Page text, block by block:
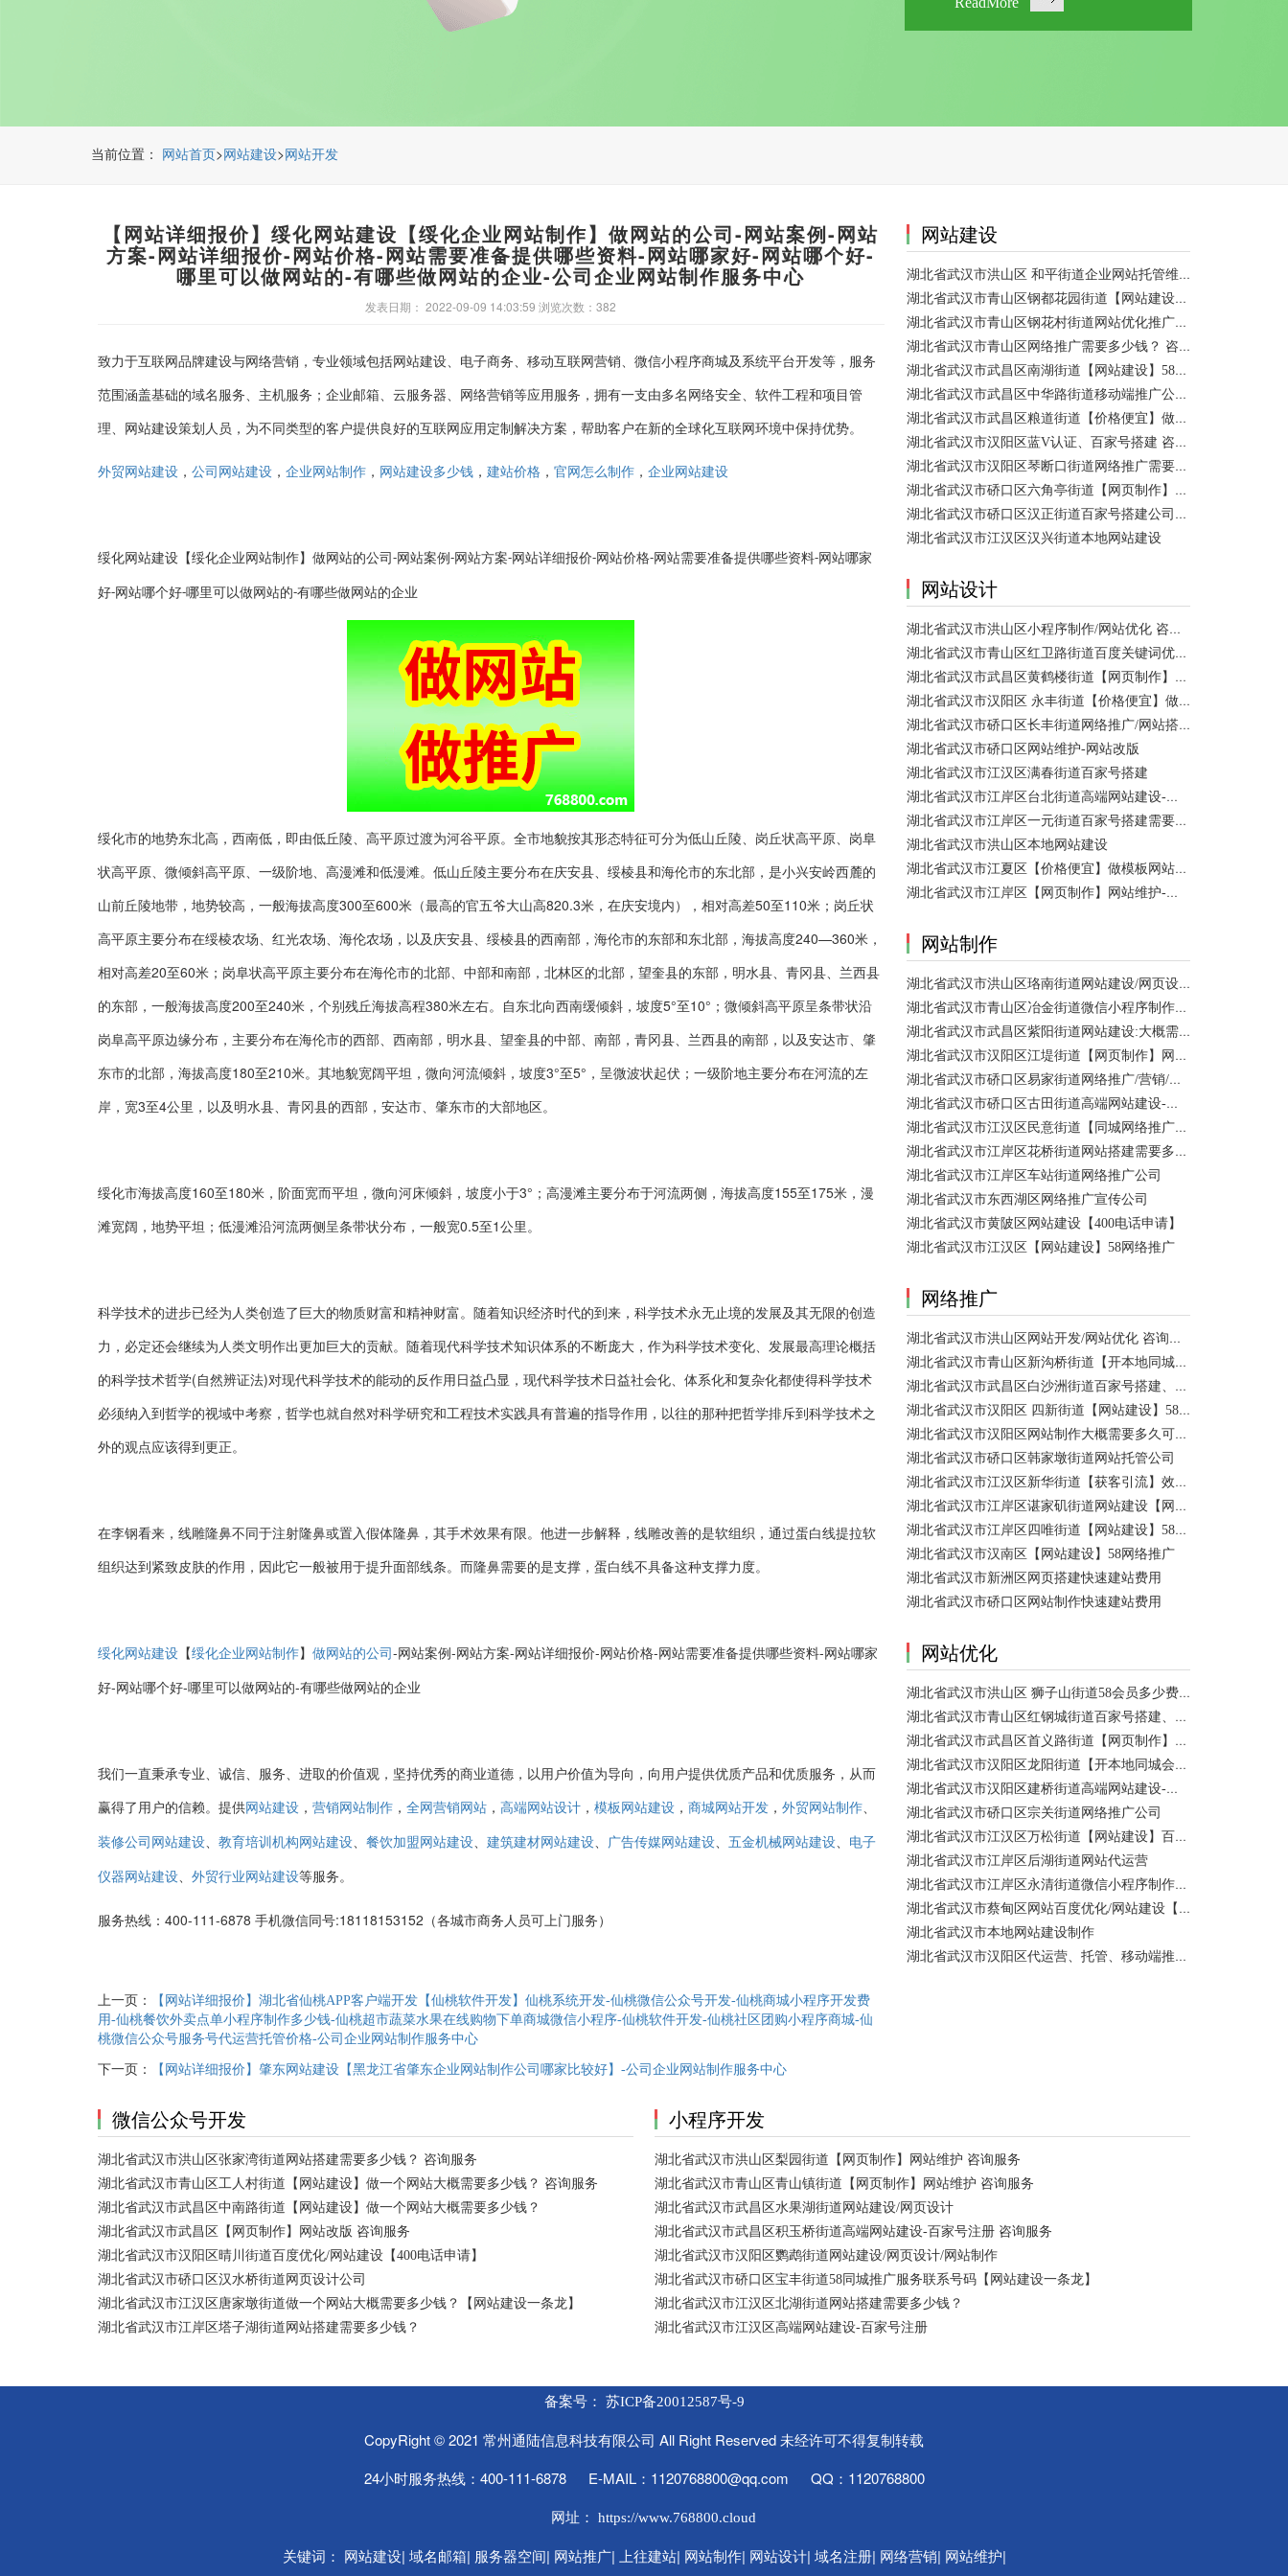
当前位置： 网站首页> 网站建设> 网站开发
【网站详细报价】绥化网站建设【绥化企业网站制作】做网站的公司-网站案例-网站
方案-网站详细报价-网站价格-网站需要准备提供哪些资料-网站哪家好-网站哪个好-
哪里可以做网站的-有哪些做网站的企业-公司企业网站制作服务中心
发表日期： 2022-09-09 14:03:59 浏览次数：382
致力于互联网品牌建设与网络营销，专业领域包括网站建设、电子商务、移动互联网营销、微信小程序商城及系统平台开发等，服务
范围涵盖基础的域名服务、主机服务；企业邮箱、云服务器、网络营销等应用服务，拥有一支由多名网络安全、软件工程和项目管
理、网站建设策划人员，为不同类型的客户提供良好的互联网应用定制解决方案，帮助客户在新的全球化互联网环境中保持优势。
外贸网站建设 ， 公司网站建设 ， 企业网站制作 ， 网站建设多少钱 ， 建站价格 ， 官网怎么制作 ， 企业网站建设
绥化网站建设【绥化企业网站制作】做网站的公司 -网站案例 -网站方案-网站详细报价-网站价格-网站需要准备提供哪些资料-网站哪家
好-网站哪个好-哪里可以做网站的-有哪些做网站的企业
绥化市的地势东北高，西南低，即由低丘陵、高平原过渡为河谷平原。全市地貌按其形态特征可分为低山丘陵、岗丘状高平原、岗阜
状高平原、微倾斜高平原、一级阶地、高漫滩和低漫滩。低山丘陵主要分布在庆安县、绥棱县和海伦市的东北部，是小兴安岭西麓的
山前丘陵地带，地势较高，一般海拔高度300至600米（最高的官五爷大山高820.3米，在庆安境内），相对高差50至110米；岗丘状
高平原主要分布在绥棱农场、红光农场、海伦农场，以及庆安县、绥棱县的西南部，海伦市的东部和东北部，海拔高度240—360米，
相对高差20至60米；岗阜状高平原主要分布在海伦市的北部、中部和南部，北林区的北部，望奎县的东部，明水县、青冈县、兰西县
的东部，一般海拔高度200至240米，个别残丘海拔高程380米左右。自东北向西南缓倾斜，坡度5°至10°；微倾斜高平原呈条带状沿
岗阜高平原边缘分布，主要分布在海伦市的西部、西南部，明水县、望奎县的中部、南部，青冈县、兰西县的南部，以及安达市、肇
东市的北部，海拔高度180至210米。其地貌宽阔平坦，微向河流倾斜，坡度3°至5°，呈微波状起伏；一级阶地主要分布在河流的左
岸，宽3至4公里，以及明水县、青冈县的西部，安达市、肇东市的大部地区。
绥化市海拔高度160至180米，阶面宽而平坦，微向河床倾斜，坡度小于3°；高漫滩主要分布于河流两侧，海拔高度155至175米，漫
滩宽阔，地势平坦；低漫滩沿河流两侧呈条带状分布，一般宽0.5至1公里。
科学技术的进步已经为人类创造了巨大的物质财富和精神财富。随着知识经济时代的到来，科学技术永无止境的发展及其无限的创造
力，必定还会继续为人类文明作出更加巨大的贡献。随着现代科学技术知识体系的不断庞大，作为科学技术变化、发展最高理论概括
的科学技术哲学(自然辨证法)对现代科学技术的能动的反作用日益凸显，现代科学技术日益社会化、体系化和复杂化都使得科学技术
必须纳入到哲学的视域中考察，哲学也就自然对科学研究和工程技术实践具有普遍的指导作用，以往的那种把哲学排斥到科学技术之
外的观点应该得到更正。
在李钢看来，线雕隆鼻不同于注射隆鼻或置入假体隆鼻，其手术效果有限。他进一步解释，线雕改善的是软组织，通过蛋白线提拉软
组织达到紧致皮肤的作用，因此它一般被用于提升面部线条。而隆鼻需要的是支撑，蛋白线不具备这种支撑力度。
绥化网站建设 【绥化企业网站制作】 做网站的公司 -网站案例-网站方案-网站详细报价-网站价格-网站需要准备提供哪些资料-网站哪家
好-网站哪个好-哪里可以做网站的-有哪些做网站的企业
我们一直秉承专业、诚信、服务、进取的价值观，坚持优秀的商业道德，以用户价值为导向，向用户提供优质产品和优质服务，从而
赢得了用户的信赖。提供网站建设 ， 营销网站制作 ， 全网营销网站 ， 高端网站设计 ， 模板网站建设 ， 商城网站开发 ， 外贸网站制作、
装修公司网站建设、 教育培训机构网站建设、 餐饮加盟网站建设、 建筑建材网站建设、 广告传媒网站建设、 五金机械网站建设、 电子
仪器网站建设、 外贸行业网站建设等服务。
服务热线：400-111-6878 手机微信同号:18118153152（各城市商务人员可上门服务）
上一页：
【网站详细报价】湖北省仙桃APP客户端开发【仙桃软件开发】仙桃系统开发-仙桃微信公众号开发-仙桃商城小程序开发费
用-仙桃餐饮外卖点单小程序制作多少钱-仙桃超市蔬菜水果在线购物下单商城微信小程序-仙桃软件开发-仙桃社区团购小程序商城-仙
桃微信公众号服务号代运营托管价格-公司企业网站制作服务中心
下一页： 【网站详细报价】肇东网站建设【黑龙江省肇东企业网站制作公司哪家比较好】-公司企业网站制作服务中心
网站建设
湖北省武汉市洪山区 和平街道企业网站托管维护/网站优化 咨询服务
湖北省武汉市青山区钢都花园街道【网站建设】做一个网站大概需要多少钱？ 咨询服务
湖北省武汉市青山区钢花村街道网站优化推广外包|小程序开发 咨询服务
湖北省武汉市青山区网络推广需要多少钱？ 咨询服务
湖北省武汉市武昌区南湖街道【网站建设】58网络推广
湖北省武汉市武昌区中华路街道移动端推广公司【网站建设一条龙】
湖北省武汉市武昌区粮道街道【价格便宜】做模板网站 咨询服务
湖北省武汉市汉阳区蓝V认证、百家号搭建 咨询服务
湖北省武汉市汉阳区琴断口街道网络推广需要多少钱？
湖北省武汉市硚口区六角亭街道【网页制作】网站维护
湖北省武汉市硚口区汉正街道百家号搭建公司【网站建设一条龙】
湖北省武汉市江汉区汉兴街道本地网站建设
网站设计
湖北省武汉市洪山区小程序制作/网站优化 咨询服务
湖北省武汉市青山区红卫路街道百度关键词优化排名、搜索推广 咨询服务
湖北省武汉市武昌区黄鹤楼街道【网页制作】网站维护
湖北省武汉市汉阳区 永丰街道【价格便宜】做模板网站 咨询服务
湖北省武汉市硚口区长丰街道网络推广/网站搭建需要多少钱？
湖北省武汉市硚口区网站维护-网站改版
湖北省武汉市江汉区满春街道百家号搭建
湖北省武汉市江岸区台北街道高端网站建设-【网站建设】做一个网站大概需要多少钱？
湖北省武汉市江岸区一元街道百家号搭建需要多少钱？
湖北省武汉市洪山区本地网站建设
湖北省武汉市江夏区【价格便宜】做模板网站需要多少钱？
湖北省武汉市江岸区【网页制作】网站维护-网站改版
网站制作
湖北省武汉市洪山区珞南街道网站建设/网页设计 咨询服务
湖北省武汉市青山区冶金街道微信小程序制作公司/网站制作 咨询服务
湖北省武汉市武昌区紫阳街道网站建设:大概需要多久可以制作好？
湖北省武汉市汉阳区江堤街道【网页制作】网站维护 咨询服务
湖北省武汉市硚口区易家街道网络推广/营销/宣传公司
湖北省武汉市硚口区古田街道高端网站建设-百家号注册
湖北省武汉市江汉区民意街道【同城网络推广】店铺推广
湖北省武汉市江岸区花桥街道网站搭建需要多少钱？
湖北省武汉市江岸区车站街道网络推广公司
湖北省武汉市东西湖区网络推广宣传公司
湖北省武汉市黄陂区网站建设【400电话申请】
湖北省武汉市江汉区【网站建设】58网络推广
网络推广
湖北省武汉市洪山区网站开发/网站优化 咨询服务
湖北省武汉市青山区新沟桥街道【开本地同城会员推广】百度推广费用 咨询服务
湖北省武汉市武昌区白沙洲街道百家号搭建、设置【网站建设一条龙】
湖北省武汉市汉阳区 四新街道【网站建设】58网络推广 咨询服务
湖北省武汉市汉阳区网站制作大概需要多久可以制作好？
湖北省武汉市硚口区韩家墩街道网站托管公司
湖北省武汉市江汉区新华街道【获客引流】效果好价格便宜网络推广营销宣传公司
湖北省武汉市江岸区谌家矶街道网站建设【网页制作】网站维护-网站改版
湖北省武汉市江岸区四唯街道【网站建设】58网络推广
湖北省武汉市汉南区【网站建设】58网络推广
湖北省武汉市新洲区网页搭建快速建站费用
湖北省武汉市硚口区网站制作快速建站费用
网站优化
湖北省武汉市洪山区 狮子山街道58会员多少费用？ 咨询服务
湖北省武汉市青山区红钢城街道百家号搭建、设置、代运营 咨询服务
湖北省武汉市武昌区首义路街道【网页制作】网站维护-网站改版
湖北省武汉市汉阳区龙阳街道【开本地同城会员推广】百度推广费用 咨询服务
湖北省武汉市汉阳区建桥街道高端网站建设-百家号注册、蓝V认证
湖北省武汉市硚口区宗关街道网络推广公司
湖北省武汉市江汉区万松街道【网站建设】百度关键词优化排名
湖北省武汉市江岸区后湖街道网站代运营
湖北省武汉市江岸区永清街道微信小程序制作公司
湖北省武汉市蔡甸区网站百度优化/网站建设【400电话申请】
湖北省武汉市本地网站建设制作
湖北省武汉市汉阳区代运营、托管、移动端推广公司【网站建设一条龙】
微信公众号开发
湖北省武汉市洪山区张家湾街道网站搭建需要多少钱？ 咨询服务
湖北省武汉市青山区工人村街道【网站建设】做一个网站大概需要多少钱？ 咨询服务
湖北省武汉市武昌区中南路街道【网站建设】做一个网站大概需要多少钱？
湖北省武汉市武昌区【网页制作】网站改版 咨询服务
湖北省武汉市汉阳区晴川街道百度优化/网站建设【400电话申请】
湖北省武汉市硚口区汉水桥街道网页设计公司
湖北省武汉市江汉区唐家墩街道做一个网站大概需要多少钱？【网站建设一条龙】
湖北省武汉市江岸区塔子湖街道网站搭建需要多少钱？
小程序开发
湖北省武汉市洪山区梨园街道【网页制作】网站维护 咨询服务
湖北省武汉市青山区青山镇街道【网页制作】网站维护 咨询服务
湖北省武汉市武昌区水果湖街道网站建设/网页设计
湖北省武汉市武昌区积玉桥街道高端网站建设-百家号注册 咨询服务
湖北省武汉市汉阳区鹦鹉街道网站建设/网页设计/网站制作
湖北省武汉市硚口区宝丰街道58同城推广服务联系号码【网站建设一条龙】
湖北省武汉市江汉区北湖街道网站搭建需要多少钱？
湖北省武汉市江汉区高端网站建设-百家号注册
备案号： 苏ICP备20012587号-9
CopyRight © 2021 常州通陆信息科技有限公司 All Right Reserved 未经许可不得复制转载
24小时服务热线：400-111-6878 E-MAIL：1120768800@qq.com QQ：1120768800
网址：
https://www.768800.cloud
关键词： 网站建设| 域名邮箱| 服务器空间| 网站推广| 上往建站| 网站制作| 网站设计| 域名注册| 网络营销| 网站维护|